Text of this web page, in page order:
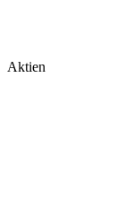
Aktien